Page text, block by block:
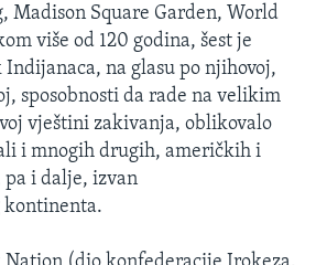
Madison Square Garden, World
više od 120 godina, šest je
na glasu po njihovoj,
sposobnosti da rade na velikim
vještini zakivanja, oblikovalo
i mnogih drugih, američkih i
pa i dalje, izvan
kontinenta.